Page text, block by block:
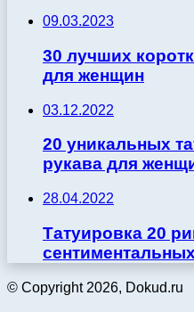
09.03.2023
30 лучших
для женщин
03.12.2022
20 уникальных
рукава для
28.04.2022
Татуировка 20
© Copyright 2026, Dokud.ru